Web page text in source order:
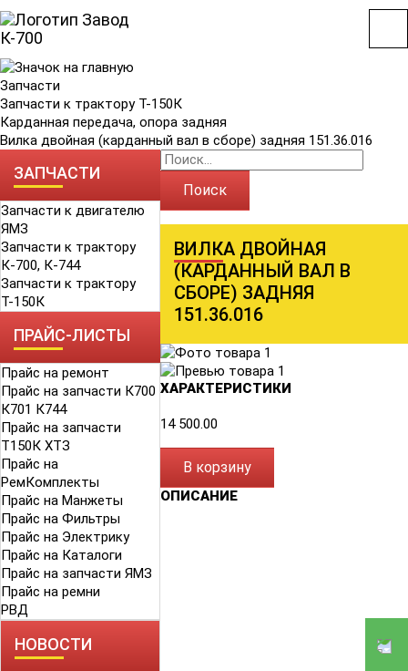
Запчасти
Запчасти к трактору Т-150К
Карданная передача, опора задняя
Вилка двойная (карданный вал в сборе) задняя 151.36.016
ЗАПЧАСТИ
Запчасти к двигателю
ЯМЗ
Запчасти к трактору
К-700, К-744
Запчасти к трактору
Т-150К
ПРАЙС-ЛИСТЫ
Прайс на ремонт
Прайс на запчасти К700
К701 К744
Прайс на запчасти
Т150К ХТЗ
Прайс на
РемКомплекты
Прайс на Манжеты
Прайс на Фильтры
Прайс на Электрику
Прайс на Каталоги
Прайс на запчасти ЯМЗ
Прайс на ремни
РВД
НОВОСТИ
Поиск
ВИЛКА ДВОЙНАЯ
(КАРДАННЫЙ ВАЛ В
СБОРЕ) ЗАДНЯЯ
151.36.016
ХАРАКТЕРИСТИКИ
14 500.00
В корзину
ОПИСАНИЕ
Прикрепить файл
Звездочкой (*) отмечены поля,
обязательные для заполнения.